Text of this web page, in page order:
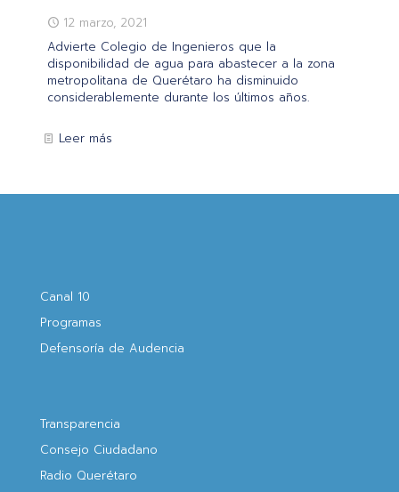
12 marzo, 2021
Advierte Colegio de Ingenieros que la
disponibilidad de agua para abastecer a la zona
metropolitana de Querétaro ha disminuido
considerablemente durante los últimos años.
Leer más
Canal 10
Programas
Defensoría de Audencia
Transparencia
Consejo Ciudadano
Radio Querétaro